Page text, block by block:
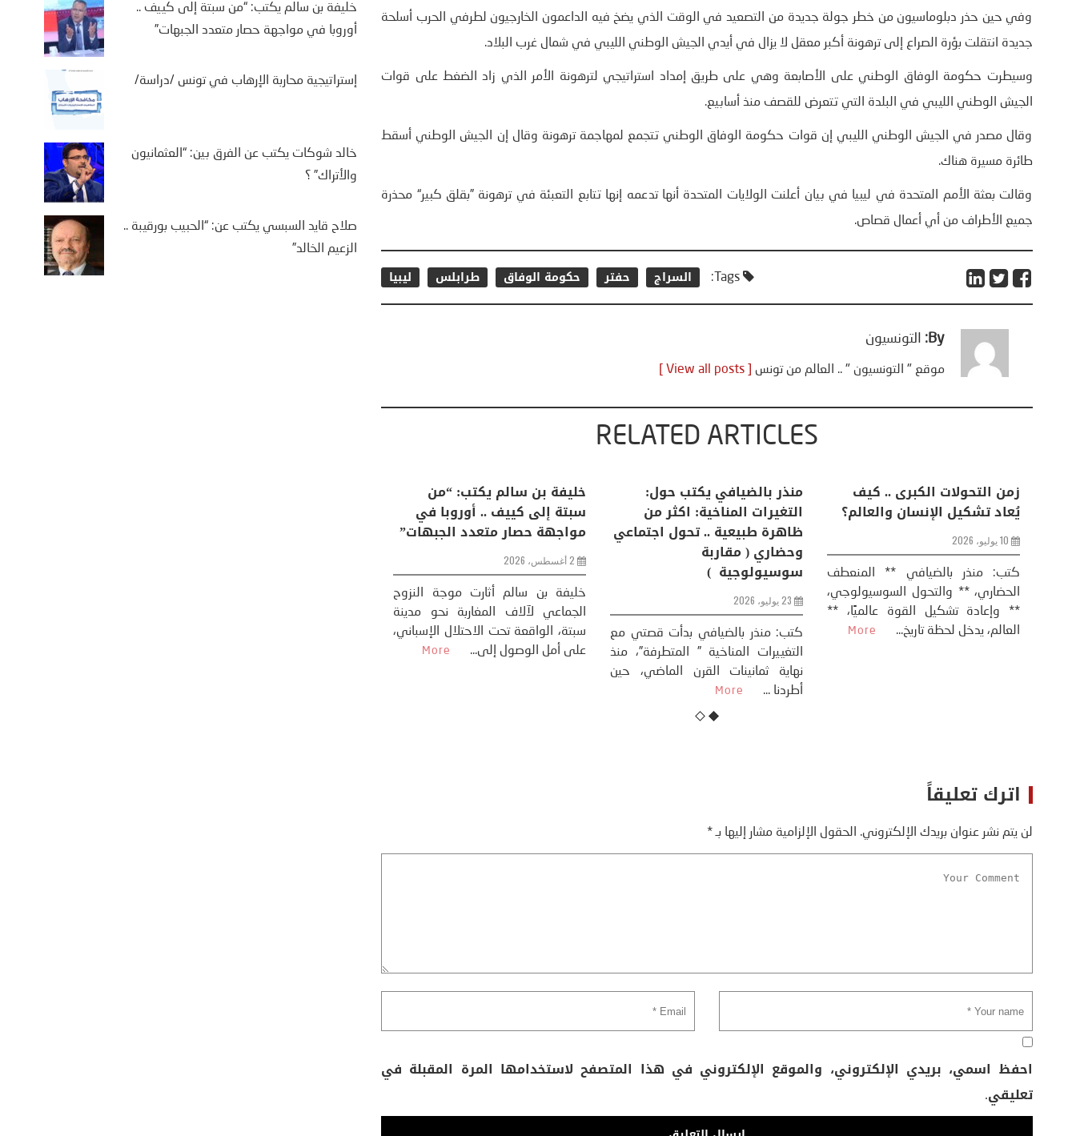
وفي حين حذر دبلوماسيون من خطر جولة جديدة من التصعيد في الوقت الذي يضخ فيه الداعمون الخارجيون لطرفي الحرب أسلحة
جديدة انتقلت بؤرة الصراع إلى ترهونة أكبر معقل لا يزال في أيدي الجيش الوطني الليبي في شمال غرب البلاد.
وسيطرت حكومة الوفاق الوطني على الأصابعة وهي على طريق إمداد استراتيجي لترهونة الأمر الذي زاد الضغط على قوات
الجيش الوطني الليبي في البلدة التي تتعرض للقصف منذ أسابيع.
وقال مصدر في الجيش الوطني الليبي إن قوات حكومة الوفاق الوطني تتجمع لمهاجمة ترهونة وقال إن الجيش الوطني أسقط
طائرة مسيرة هناك.
وقالت بعثة الأمم المتحدة في ليبيا في بيان أعلنت الولايات المتحدة أنها تدعمه إنها تتابع التعبئة في ترهونة ”بقلق كبير“ محذرة
جميع الأطراف من أي أعمال قصاص.
Tags: السراج حفتر حكومة الوفاق طرابلس ليبيا
By: التونسيون
موقع " التونسيون " .. العالم من تونس [ View all posts ]
RELATED ARTICLES
منذر بالضيافي يكتب حول:
التغيرات المناخية: اكثر من
ظاهرة طبيعية .. تحول اجتماعي
وحضاري ( مقاربة
سوسيولوجية )
23 يوليو، 2026
كتب: منذر بالضيافي بدأت قصتي مع
التغييرات المناخية ” المتطرفة”، منذ
زمن التحولات الكبرى .. كيف
يُعاد تشكيل الإنسان والعالم؟
10 يوليو، 2026
كتب: منذر بالضيافي ** المنعطف
الحضاري، ** والتحول السوسيولوجي،
** وإعادة تشكيل القوة عالميًا، **
العالم، يدخل لحظة تاريخ...
More
تحليل اخباري/ أمريكا وايران:
عودة الحرب .. و “هرمز” مربط
الفرس
8 يوليو، 2026
تحليل – منذر بالضيافي عاد الرئيس
الأمريكي دونالد ترامب إلى قصف
ايران، وذلك ردا على ما اعتبره الرئيس
اترك تعليقاً
لن يتم نشر عنوان بريدك الإلكتروني. الحقول الإلزامية مشار إليها بـ*
احفظ اسمي، بريدي الإلكتروني، والموقع الإلكتروني في هذا المتصفح لاستخدامها المرة المقبلة في
تعليقي.
خليفة بن سالم يكتب: “من سبتة إلى كييف ..
أوروبا في مواجهة حصار متعدد الجبهات”
إستراتيجية محاربة الإرهاب في تونس /دراسة/
خالد شوكات يكتب عن الفرق بين: “العثمانيون
والأتراك” ؟
صلاح قايد السبسي يكتب عن: “الحبيب بورقيبة ..
الزعيم الخالد”